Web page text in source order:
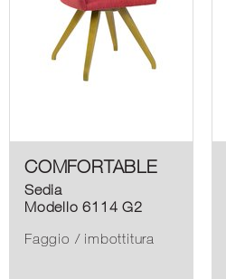
COMFORTABLE
Sedia
Modello 6114 G2
Faggio / imbottitura